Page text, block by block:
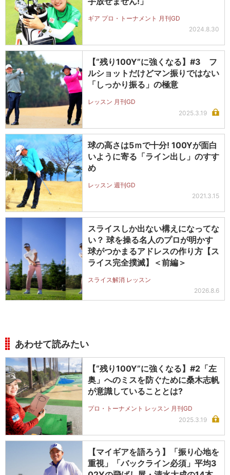
ギア プロ・トーナメント 月刊GD
2024.8.30
【“残り100Y”に強くなる】#3 フ
ルショットだけどマン振りではない
「しっかり振る」の極意
レッスン 月刊GD
2025.3.19
球の高さは5ｍで十分! 100Yが面白
いように寄る「ライン出し」のすす
め
レッスン 週刊GD
2021.3.15
スライスしか出ない構えになってな
い？ 球を操る名人のプロが明かす
球がつかまるアドレスの作り方【ス
ライス完全撲滅】＜前編＞
スライス解消 レッスン
2026.8.6
あわせて読みたい
【“残り100Y”に強くなる】#2「左
奥」へのミスを防ぐために桑木志帆
が意識していることとは?
プロ・トーナメント レッスン 月刊GD
2025.3.19
【マイギアを語ろう】「振り心地を
重視」「バックライン必須」平均3